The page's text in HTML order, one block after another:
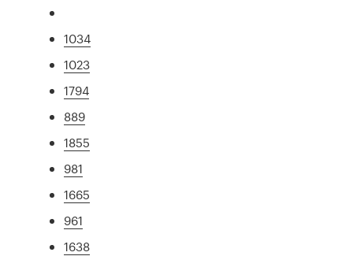
1034
1023
1794
889
1855
981
1665
961
1638